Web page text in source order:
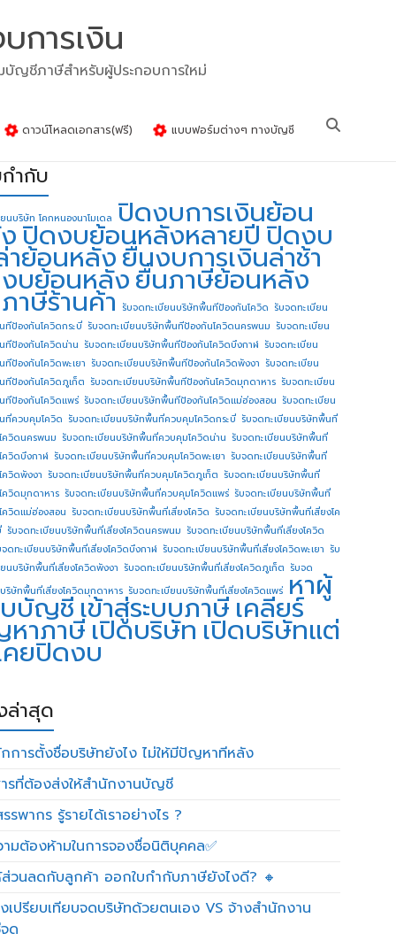
ารเงิน
ญชีภาษีสำหรับผู้ประกอบการใหม่
ดาวน์โหลดเอกสาร(ฟรี) แบบฟอร์มต่างๆ ทางบัญชี
ำกับ
นบริษัท โคกหนองนาโมเดล ปิดงบการเงินย้อน
ปิดงบย้อนหลังหลายปี ปิดงบ
าย้อนหลังยื่นงบการเงินล่าช้า
บย้อนหลังยื่นภาษีย้อนหลัง
าษีร้านค้า รับจดทะเบียนบริษัทพื้นทีป้องกันโควิด รับจดทะเบียน
ทีป้องกันโควิดกระบี่ รับจดทะเบียนบริษัทพื้นทีป้องกันโควิดนครพนม รับจดทะเบียน
ทีป้องกันโควิดน่าน รับจดทะเบียนบริษัทพื้นทีป้องกันโควิดบึงกาฬ รับจดทะเบียน
ป้องกันโควิดพะเยา รับจดทะเบียนบริษัทพื้นทีป้องกันโควิดพังงา รับจดทะเบียน
ทีป้องกันโควิดภูเก็ต รับจดทะเบียนบริษัทพื้นทีป้องกันโควิดมุกดาหาร รับจดทะเบียน
ทีป้องกันโควิดแพร่ รับจดทะเบียนบริษัทพื้นทีป้องกันโควิดแม่ฮ่องสอน รับจดทะเบียน
ที่ควบคุมโควิด รับจดทะเบียนบริษัทพื้นที่ควบคุมโควิดกระบี่ รับจดทะเบียนบริษัทพื้นที่
ควิดนครพนม รับจดทะเบียนบริษัทพื้นที่ควบคุมโควิดน่าน รับจดทะเบียนบริษัทพื้นที่
วิดบึงกาฬ รับจดทะเบียนบริษัทพื้นที่ควบคุมโควิดพะเยา รับจดทะเบียนบริษัทพื้นที่
วิดพังงา รับจดทะเบียนบริษัทพื้นที่ควบคุมโควิดภูเก็ต รับจดทะเบียนบริษัทพื้นที่
ควิดมุกดาหาร รับจดทะเบียนบริษัทพื้นที่ควบคุมโควิดแพร่ รับจดทะเบียนบริษัทพื้นที่
ควิดแม่ฮ่องสอน รับจดทะเบียนบริษัทพื้นที่เสี่ยงโควิด รับจดทะเบียนบริษัทพื้นที่เสี่ยงโค
รับจดทะเบียนบริษัทพื้นที่เสี่ยงโควิดนครพนม รับจดทะเบียนบริษัทพื้นที่เสี่ยงโควิด
ดทะเบียนบริษัทพื้นที่เสี่ยงโควิดบึงกาฬ รับจดทะเบียนบริษัทพื้นที่เสี่ยงโควิดพะเยา รับ
นบริษัทพื้นที่เสี่ยงโควิดพังงา รับจดทะเบียนบริษัทพื้นที่เสี่ยงโควิดภูเก็ต รับจด
ริษัทพื้นที่เสี่ยงโควิดมุกดาหาร รับจดทะเบียนบริษัทพื้นที่เสี่ยงโควิดแพร่ หาผู้
บัญชี เข้าสู่ระบบภาษี เคลียร์
าภาษีเปิดบริษัทเปิดบริษัทแต่
คยปิดงบ
ล่าสุด
การตั้งชื่อบริษัทยังไง ไม่ให้มีปัญหาทีหลัง
รที่ต้องส่งให้สำนักงานบัญชี
รพากร รู้รายได้เราอย่างไร ?
มต้องห้ามในการจองชื่อนิติบุคคล✅
ส่วนลดกับลูกค้า ออกใบกำกับภาษียังไงดี? 🔸
เปรียบเทียบจดบริษัทด้วยตนเอง VS จ้างสำนักงาน
ด